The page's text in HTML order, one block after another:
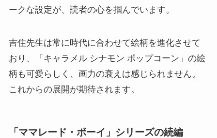
ークな設定が、読者の心を掴んでいます。
吉住先生は常に時代に合わせて絵柄を進化させて
おり、「キャラメル シナモン ポップコーン」の絵
柄も可愛らしく、画力の衰えは感じられません。
これからの展開が期待されます。
「ママレード・ボーイ」シリーズの続編